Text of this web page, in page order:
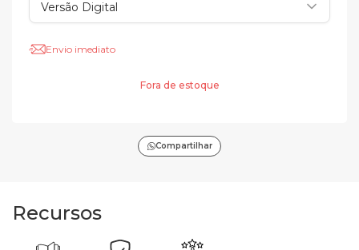
Envio imediato
Fora de estoque
Compartilhar
Recursos